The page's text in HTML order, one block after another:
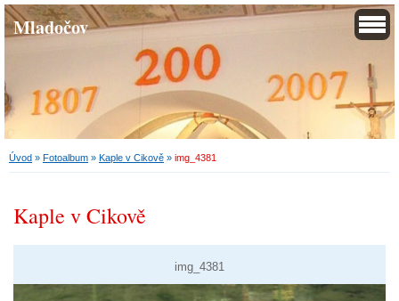
Mladočov
Úvod » Fotoalbum » Kaple v Cikově » img_4381
Kaple v Cikově
img_4381